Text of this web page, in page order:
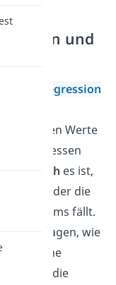
und
linearen Regression
konkreten Werte
Stattdessen
es ist,
die eine oder die
Kriteriums fällt.
vorhersagen, wie
dass eine
von 112 die